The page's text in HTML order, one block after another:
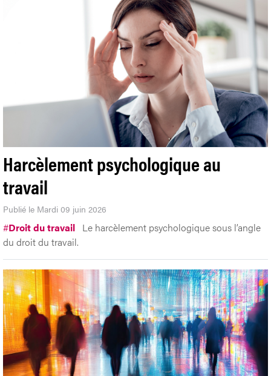
Harcèlement psychologique au
travail
Publié le Mardi 09 juin 2026
#Droit du travail Le harcèlement psychologique sous l’angle
du droit du travail.